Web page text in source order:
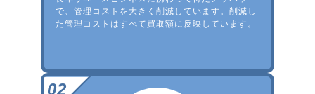
で、管理コストを大きく削減しています。削減し
た管理コストはすべて買取額に反映しています。